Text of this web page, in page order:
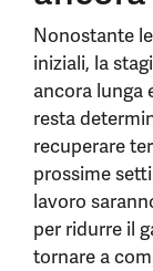
Nonostante
iniziali, la
ancora lunga
resta
recuperare
prossime
lavoro
per ridurre il
tornare a